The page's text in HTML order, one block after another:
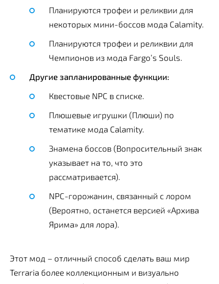
Планируются трофеи и реликвии для
некоторых мини-боссов мода Calamity.
Планируются трофеи и реликвии для
Чемпионов из мода Fargo’s Souls.
Другие запланированные функции:
Квестовые NPC в списке.
Плюшевые игрушки (Плюши) по
тематике мода Calamity.
Знамена боссов (Вопросительный знак
указывает на то, что это
рассматривается).
NPC-горожанин, связанный с лором
(Вероятно, останется версией «Архива
Ярима» для лора).
Этот мод – отличный способ сделать ваш мир
Terraria более коллекционным и визуально